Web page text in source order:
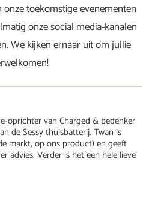
toekomstige evenementen
onze social media-kanalen
We kijken ernaar uit om jullie
oprichter van Charged & bedenker
de Sessy thuisbatterij. Twan is
markt, op ons product) en geeft
advies. Verder is het een hele lieve